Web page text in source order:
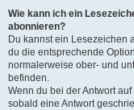
Wie kann ich ein
abonnieren?
Du kannst ein Lesezeichen
du die entsprechende
normalerweise ober- und
befinden.
Wenn du bei der Antwort
sobald eine Antwort